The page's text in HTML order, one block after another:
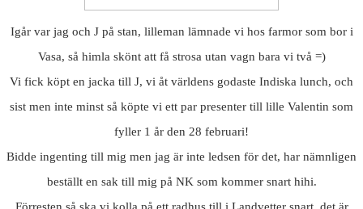
Igår var jag och J på stan, lilleman lämnade vi hos farmor som bor i
Vasa, så himla skönt att få strosa utan vagn bara vi två =)
Vi fick köpt en jacka till J, vi åt världens godaste Indiska lunch, och
sist men inte minst så köpte vi ett par presenter till lille Valentin som
fyller 1 år den 28 februari!
Bidde ingenting till mig men jag är inte ledsen för det, har nämnligen
beställt en sak till mig på NK som kommer snart hihi.